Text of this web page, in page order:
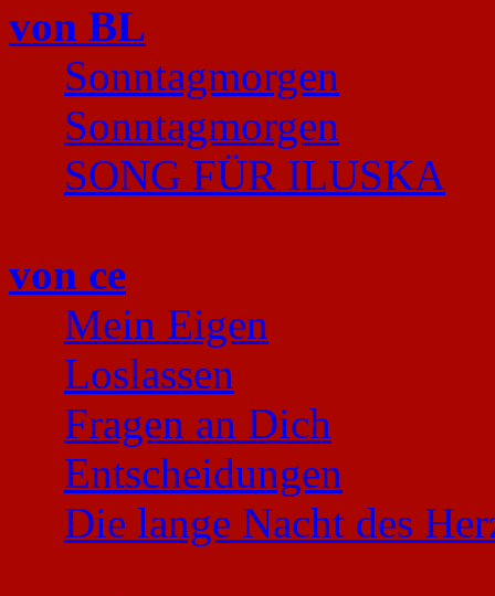
von BL
Sonntagmorgen
Sonntagmorgen
SONG FÜR ILUSKA
von ce
Mein Eigen
Loslassen
Fragen an Dich
Entscheidungen
Die lange Nacht des